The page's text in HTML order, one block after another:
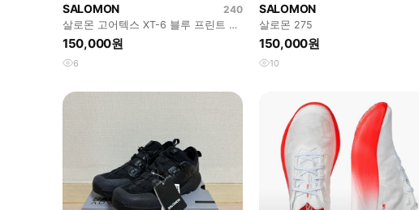
SALOMON
240
살로몬 고어텍스 XT-6 블루 프린트 헤
더 240 팝니다
150,000원
6
SALOMON
살로몬 275
150,000원
10